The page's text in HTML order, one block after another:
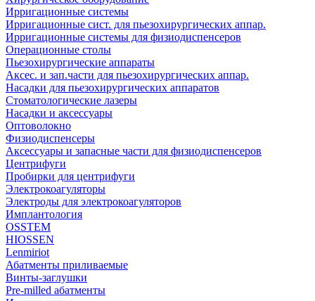
Ирригационные системы
Ирригационные сист. для пьезохирургических аппар.
Ирригационные системы для физиодиспенсеров
Операционные столы
Пьезохирургические аппараты
Аксес. и зап.части для пьезохирургических аппар.
Насадки для пьезохирургических аппаратов
Стоматологические лазеры
Насадки и аксессуары
Оптоволокно
Физиодиспенсеры
Аксессуары и запасные части для физиодиспенсеров
Центрифуги
Пробирки для центрифуги
Электрокоагуляторы
Электроды для электрокоагуляторов
Имплантология
OSSTEM
HIOSSEN
Lenmiriot
Абатменты приливаемые
Винты-заглушки
Pre-milled абатменты